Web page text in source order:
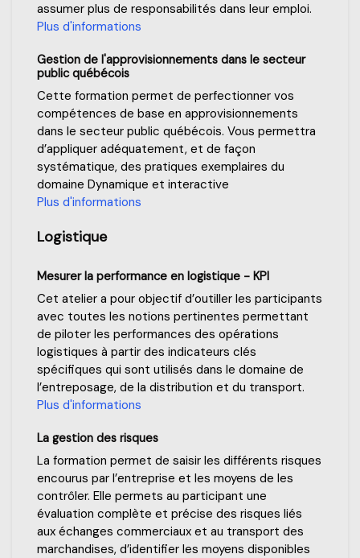
assumer plus de responsabilités dans leur emploi.
Plus d'informations
Gestion de l'approvisionnements dans le secteur
public québécois
Cette formation permet de perfectionner vos
compétences de base en approvisionnements
dans le secteur public québécois. Vous permettra
d’appliquer adéquatement, et de façon
systématique, des pratiques exemplaires du
domaine Dynamique et interactive
Plus d'informations
Logistique
Mesurer la performance en logistique - KPI
Cet atelier a pour objectif d’outiller les participants
avec toutes les notions pertinentes permettant
de piloter les performances des opérations
logistiques à partir des indicateurs clés
spécifiques qui sont utilisés dans le domaine de
l’entreposage, de la distribution et du transport.
Plus d'informations
La gestion des risques
La formation permet de saisir les différents risques
encourus par l’entreprise et les moyens de les
contrôler. Elle permets au participant une
évaluation complète et précise des risques liés
aux échanges commerciaux et au transport des
marchandises, d’identifier les moyens disponibles